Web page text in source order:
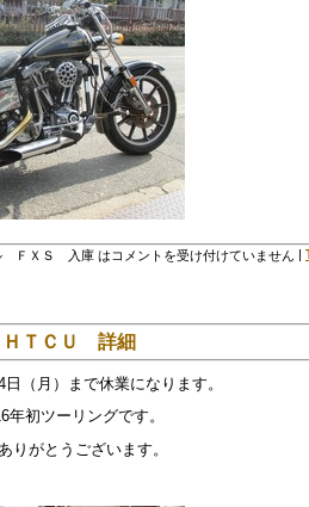
ＦＸＳ 入庫 は コメントを受け付けていません |
ＴＣＵ 詳細
（月）まで休業になります。
初ツーリングです。
りがとうございます。